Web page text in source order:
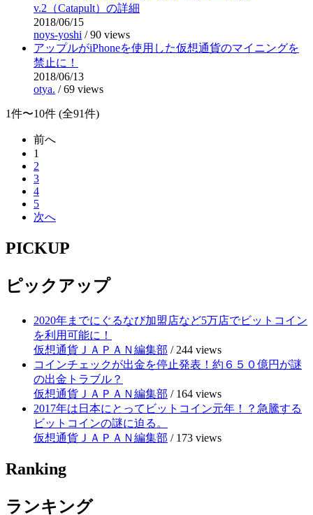
v.2（Catapult）の詳細
2018/06/15
noys-yoshi /90 views
アップルがiPhoneを使用した仮想通貨のマイニングを
禁止に！
2018/06/13
otya. /69 views
1件〜10件 (全91件)
前へ
1
2
3
4
5
次へ
PICKUP
ピックアップ
2020年までにぐるなび加盟店など5万店でビットコイン
を利用可能に！
仮想通貨ＪＡＰＡＮ編集部 / 244 views
コインチェックが出金を停止発表！約６５０億円が謎
の出金トラブル？
仮想通貨ＪＡＰＡＮ編集部 / 164 views
2017年は日本にとってビットコイン元年！？急騰する
ビットコインの謎に迫る。
仮想通貨ＪＡＰＡＮ編集部 / 173 views
Ranking
ランキング